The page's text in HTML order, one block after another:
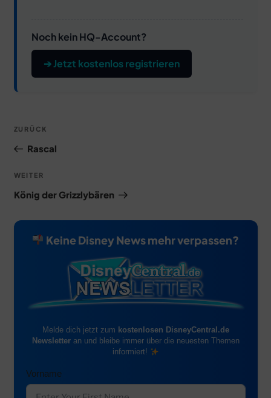
Noch kein HQ-Account?
➔ Jetzt kostenlos registrieren
Beitragsnavigation
Vorheriger
Beitrag
ZURÜCK
Rascal
Nächster
Beitrag
WEITER
König der Grizzlybären
Keine Disney News mehr verpassen?
Melde dich jetzt zum kostenlosen DisneyCentral.de
Newsletteran und bleibe immer über die neuesten Themen
informiert!
Vorname